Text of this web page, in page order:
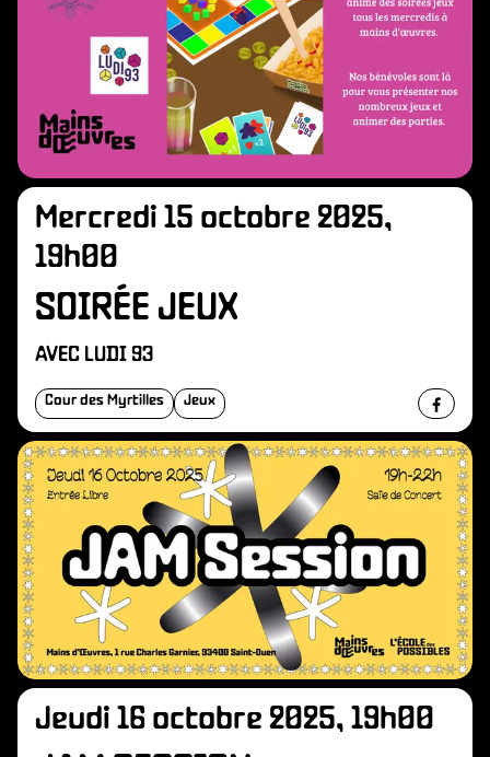
Mercredi 15 octobre 2025,
19h00
SOIRÉE JEUX
AVEC LUDI 93
Cour des Myrtilles Jeux
Jeudi 16 octobre 2025, 19h00